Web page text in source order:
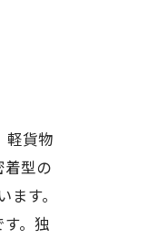
軽貨物
型の
す。
。独